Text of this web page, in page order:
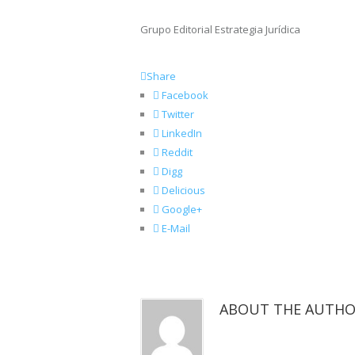
Grupo Editorial Estrategia Jurídica
Share
Facebook
Twitter
LinkedIn
Reddit
Digg
Delicious
Google+
E-Mail
ABOUT THE